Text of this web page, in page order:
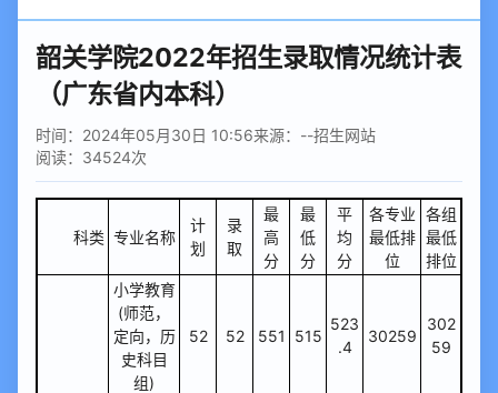
韶关学院2022年招生录取情况统计表
（广东省内本科）
时间：2024年05月30日 10:56来源：--招生网站
阅读： 34524次
科类 专业名称
计
划
录
取
最
高
分
最
低
分
平
均
分
各专业
最低排
位
各组
最低
排位
小学教育
(师范，
定向，历
史科目
组)
52 52 551 515
523
.4
30259
302
59